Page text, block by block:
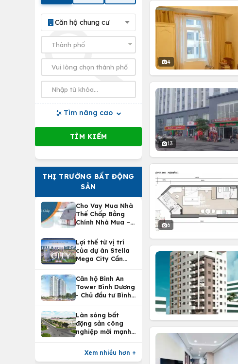
Căn hộ chung cư
Tìm nâng cao
THỊ TRƯỜNG BẤT ĐỘNG
SẢN
Cho Vay Mua Nhà
Thế Chấp Bằng
Chính Nhà Mua –
Nhà Tại
Vietcombank
Lợi thế từ vị trí
của dự án Stella
Mega City Cần
Căn hộ Bình An
Tower Bình Dương
- Chủ đầu tư Bình
Làn sóng bất
động sản công
nghiệp mới mạnh
Xem nhiều hơn +
4
13
6